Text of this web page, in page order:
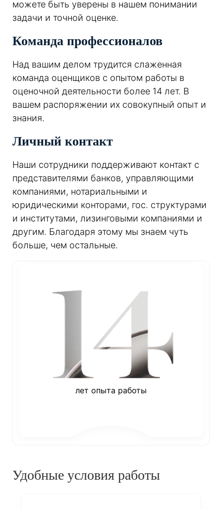
можете быть уверены в нашем понимании
задачи и точной оценке.
Команда профессионалов
Над вашим делом трудится слаженная
команда оценщиков с опытом работы в
оценочной деятельности более 14 лет. В
вашем распоряжении их совокупный опыт и
знания.
Личный контакт
Наши сотрудники поддерживают контакт с
представителями банков, управляющими
компаниями, нотариальными и
юридическими конторами, гос. структурами
и институтами, лизинговыми компаниями и
другим. Благодаря этому мы знаем чуть
больше, чем остальные.
лет опыта работы
Удобные условия работы